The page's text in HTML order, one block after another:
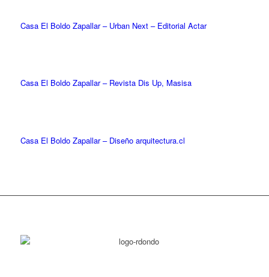
Casa El Boldo Zapallar – Urban Next – Editorial Actar
Casa El Boldo Zapallar – Revista Dis Up, Masisa
Casa El Boldo Zapallar – Diseño arquitectura.cl